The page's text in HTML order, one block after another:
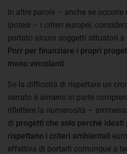
In altre parole – anche se
ipotesi – i criteri europei,
portato alcuni soggetti attuatori a
Pnrr per finanziare i propri
meno vincolanti
Se la difficoltà di rispettare un
serrato è almeno in parte
riflettere la numerosità –
di progetti che solo perché ideati
rispettano i criteri ambientali
effettiva di portarli comunque a